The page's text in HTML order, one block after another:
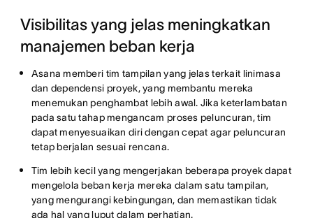
Visibilitas yang jelas meningkatkan
manajemen beban kerja
Asana memberi tim tampilan yang jelas terkait linimasa
dan dependensi proyek, yang membantu mereka
menemukan penghambat lebih awal. Jika keterlambatan
pada satu tahap mengancam proses peluncuran, tim
dapat menyesuaikan diri dengan cepat agar peluncuran
tetap berjalan sesuai rencana.
Tim lebih kecil yang mengerjakan beberapa proyek dapat
mengelola beban kerja mereka dalam satu tampilan,
yang mengurangi kebingungan, dan memastikan tidak
ada hal yang luput dalam perhatian.